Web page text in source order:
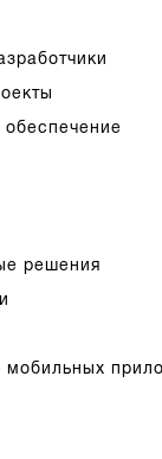
обеспечение
решения
мобильных